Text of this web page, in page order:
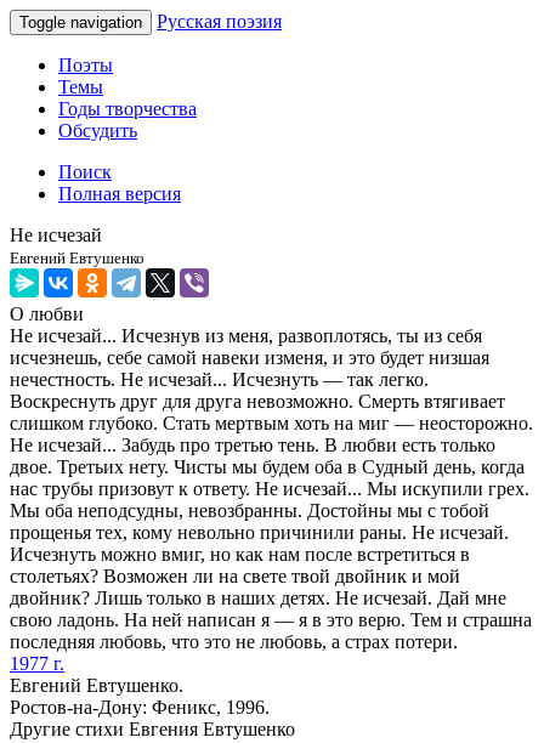
Toggle navigation Русская поэзия
Поэты
Темы
Годы творчества
Обсудить
Поиск
Полная версия
Не исчезай
Евгений Евтушенко
О любви
Не исчезай... Исчезнув из меня, развоплотясь, ты из себя
исчезнешь, себе самой навеки изменя, и это будет низшая
нечестность. Не исчезай... Исчезнуть — так легко.
Воскреснуть друг для друга невозможно. Смерть втягивает
слишком глубоко. Стать мертвым хоть на миг — неосторожно.
Не исчезай... Забудь про третью тень. В любви есть только
двое. Третьих нету. Чисты мы будем оба в Судный день, когда
нас трубы призовут к ответу. Не исчезай... Мы искупили грех.
Мы оба неподсудны, невозбранны. Достойны мы с тобой
прощенья тех, кому невольно причинили раны. Не исчезай.
Исчезнуть можно вмиг, но как нам после встретиться в
столетьях? Возможен ли на свете твой двойник и мой
двойник? Лишь только в наших детях. Не исчезай. Дай мне
свою ладонь. На ней написан я — я в это верю. Тем и страшна
последняя любовь, что это не любовь, а страх потери.
1977 г.
Евгений Евтушенко.
Ростов-на-Дону: Феникс, 1996.
Другие стихи Евгения Евтушенко